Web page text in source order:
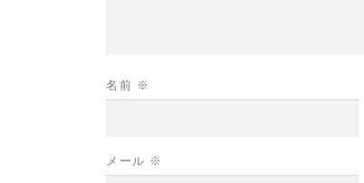
名前 ※
メール ※